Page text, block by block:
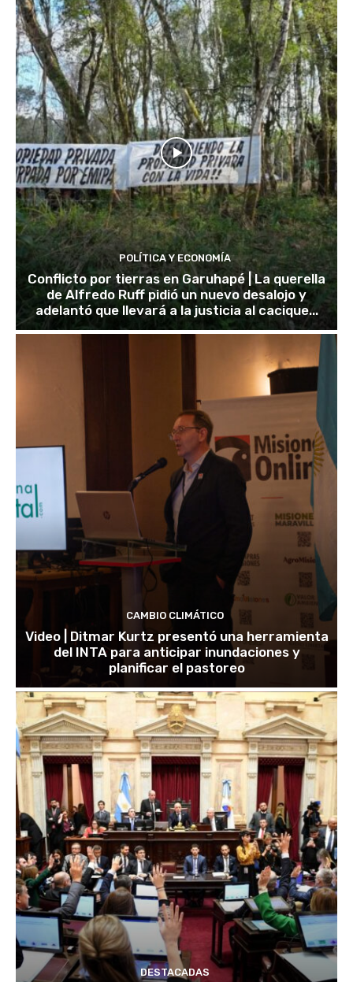
POLÍTICA Y ECONOMÍA
Conflicto por tierras en Garuhapé | La querella
de Alfredo Ruff pidió un nuevo desalojo y
adelantó que llevará a la justicia al cacique...
CAMBIO CLIMÁTICO
Video | Ditmar Kurtz presentó una herramienta
del INTA para anticipar inundaciones y
planificar el pastoreo
DESTACADAS